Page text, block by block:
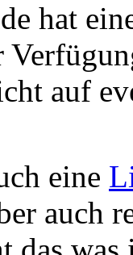
hat
auf
eine
auch